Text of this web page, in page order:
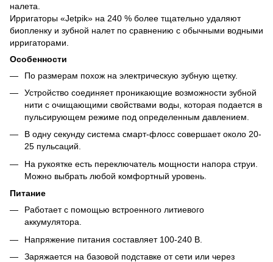
налета.
Ирригаторы «Jetpik» на 240 % более тщательно удаляют
биопленку и зубной налет по сравнению с обычными водными
ирригаторами.
Особенности
По размерам похож на электрическую зубную щетку.
Устройство соединяет проникающие возможности зубной
нити с очищающими свойствами воды, которая подается в
пульсирующем режиме под определенным давлением.
В одну секунду система смарт-флосс совершает около 20-
25 пульсаций.
На рукоятке есть переключатель мощности напора струи.
Можно выбрать любой комфортный уровень.
Питание
Работает с помощью встроенного литиевого
аккумулятора.
Напряжение питания составляет 100-240 В.
Заряжается на базовой подставке от сети или через